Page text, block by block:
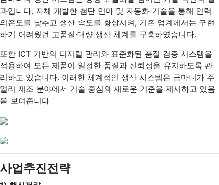
과입니다. 자체 개발한 첨단 연마 및 자동화 기술을 통해 인력
의존도를 낮추고 생산 속도를 향상시켜, 기존 업계에서는 구현
하기 어려웠던 고품질·대량 생산 체계를 구축하였습니다.
또한 ICT 기반의 디지털 관리와 표준화된 품질 검증 시스템을
적용하여 모든 제품이 일정한 품질과 신뢰성을 유지하도록 관
리하고 있습니다. 이러한 체계적인 생산 시스템은 금마니가 주
얼리 제조 분야에서 기술 중심의 새로운 기준을 제시하고 있음
을 보여줍니다.
사업추진전략